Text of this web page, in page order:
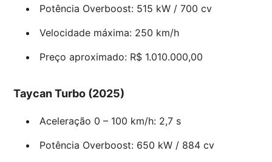
Potência Overboost: 515 kW / 700 cv
Velocidade máxima: 250 km/h
Preço aproximado: R$ 1.010.000,00
Taycan Turbo (2025)
Aceleração 0 – 100 km/h: 2,7 s
Potência Overboost: 650 kW / 884 cv